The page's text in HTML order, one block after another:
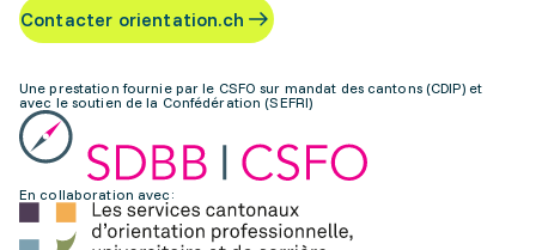
Contacter orientation.ch
Une prestation fournie par le CSFO sur mandat des cantons (CDIP) et
avec le soutien de la Confédération (SEFRI)
En collaboration avec: